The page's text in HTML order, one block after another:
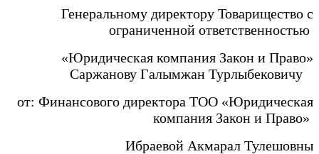
Генеральному директору Товарищество с
ограниченной ответственностью
«Юридическая компания Закон и Право»
Саржанову Галымжан Турлыбековичу
от: Финансового директора ТОО «Юридическая
компания Закон и Право»
Ибраевой Акмарал Тулешовны